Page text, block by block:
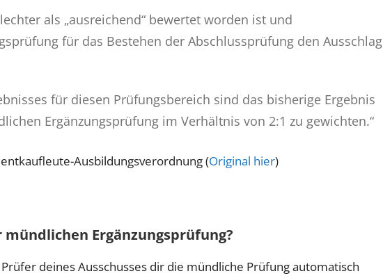
als „ausreichend“ bewertet worden ist und
für das Bestehen der Abschlussprüfung den Ausschlag
für diesen Prüfungsbereich sind das bisherige Ergebnis
Ergänzungsprüfung im Verhältnis von 2:1 zu gewichten.“
Ausbildungsverordnung (Original hier)
Ergänzungsprüfung?
deines Ausschusses dir die mündliche Prüfung automatisch